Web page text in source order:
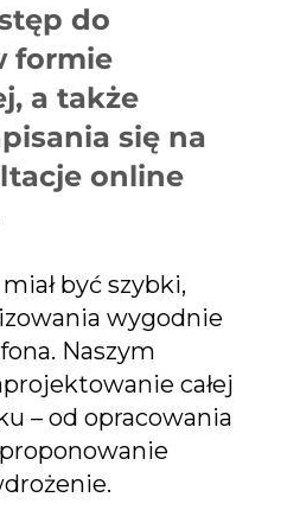
do
formie
a także
się na
online
być szybki,
wygodnie
Naszym
całej
– od opracowania